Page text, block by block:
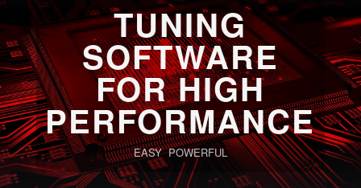
TUNING
SOFTWARE
FOR HIGH
PERFORMANCE
EASY POWERFUL